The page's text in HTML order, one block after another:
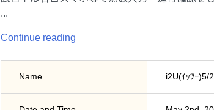
...
Continue reading
Name i2U(ｲｯﾂｰ)5/